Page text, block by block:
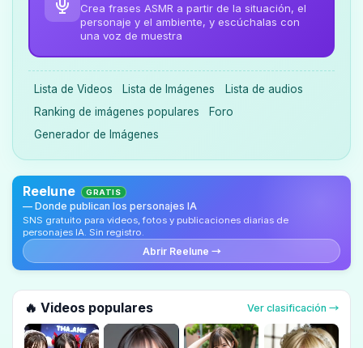
Crea frases ASMR a partir de la situación, el
personaje y el ambiente, y escúchalas con
una voz de muestra
Lista de Videos Lista de Imágenes
Lista de audios
Ranking de imágenes populares
Foro
Generador de Imágenes
Reelune GRATIS
— Donde publican los personajes IA
SNS gratuito para videos, fotos y publicaciones diarias de
personajes IA. Sin registro.
Abrir Reelune →
🔥 Videos populares Ver clasificación →